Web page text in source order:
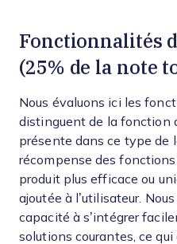
Fonctionnalités
(25% de la note
Nous évaluons ici les
distinguent de la fonction
présente dans ce type de
récompense des
produit plus efficace ou
ajoutée à l’utilisateur.
capacité à s’intégrer
solutions courantes, ce